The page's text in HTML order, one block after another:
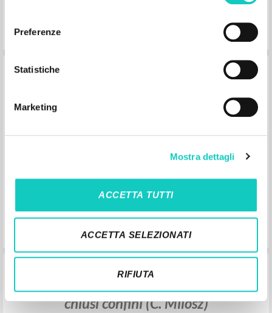
Preferenze
Statistiche
Marketing
Mostra dettagli
ACCETTA TUTTI
ACCETTA SELEZIONATI
RIFIUTA
Preghiamo per l'Italia in pericolo
30 Giorni
Troppo forte è il legame dei vivi coi
vivi... perché riconosca la validità di
chiusi confini (C. Milosz)